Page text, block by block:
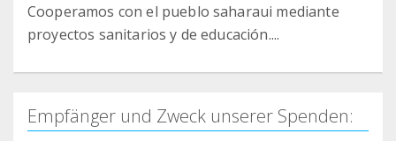
Cooperamos con el pueblo saharaui mediante
proyectos sanitarios y de educación....
Empfänger und Zweck unserer Spenden: